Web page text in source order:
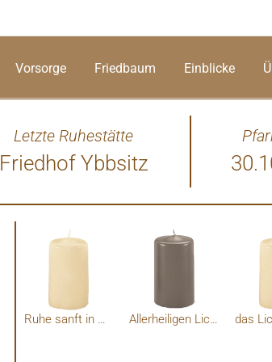
Vorsorge Friedbaum Einblicke
Letzte Ruhestätte
Friedhof Ybbsitz
Wenn ihr an mich denkt, seid nicht
traut euch ruhig zu lachen. Lasst mir
ich ihn im
Ruhe sanft in Gottes Hand Allerheiligen Licht